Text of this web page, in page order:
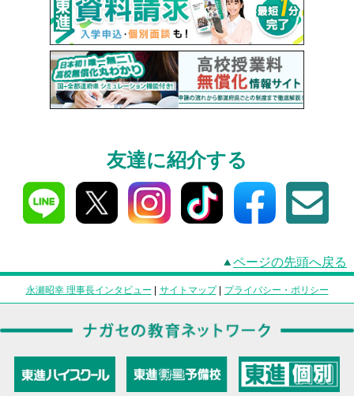
友達に紹介する
ページの先頭へ戻る
永瀬昭幸 理事長インタビュー サイトマップ| プライバシー・ポリシー